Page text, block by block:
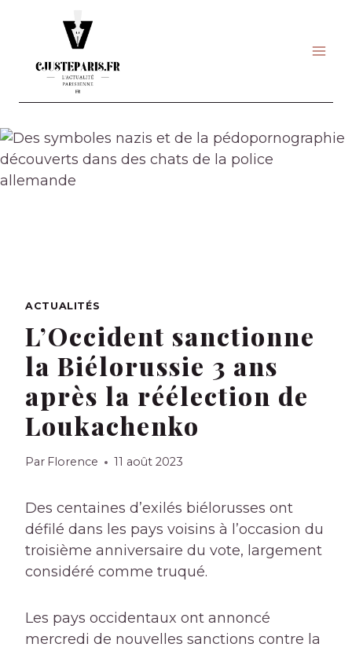
ACTUALITÉS
L’Occident sanctionne
la Biélorussie 3 ans
après la réélection de
Loukachenko
Par Florence 11 août 2023
Des centaines d’exilés biélorusses ont
défilé dans les pays voisins à l’occasion du
troisième anniversaire du vote, largement
considéré comme truqué.
Les pays occidentaux ont annoncé
mercredi de nouvelles sanctions contre la